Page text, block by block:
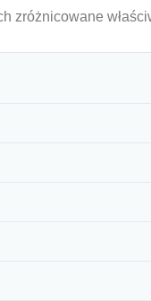
zróżnicowane